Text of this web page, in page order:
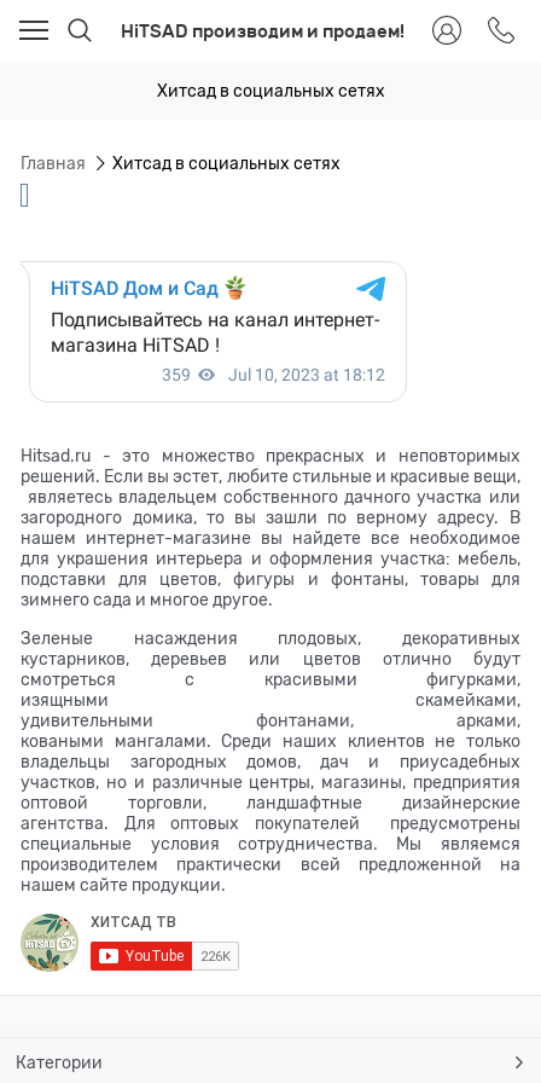
HiTSAD производим и продаем!
Хитсад в социальных сетях
Главная Хитсад в социальных сетях
Hitsad.ru - это множество прекрасных и неповторимых
решений. Если вы эстет, любите стильные и красивые вещи,
являетесь владельцем собственного дачного участка или
загородного домика, то вы зашли по верному адресу. В
нашем интернет-магазине вы найдете все необходимое
для украшения интерьера и оформления участка: мебель,
подставки для цветов, фигуры и фонтаны, товары для
зимнего сада и многое другое.
Зеленые насаждения плодовых, декоративных
кустарников, деревьев или цветов отлично будут
смотреться с красивыми фигурками,
изящными скамейками,
удивительными фонтанами, арками,
коваными мангалами. Среди наших клиентов не только
владельцы загородных домов, дач и приусадебных
участков, но и различные центры, магазины, предприятия
оптовой торговли, ландшафтные дизайнерские
агентства. Для оптовых покупателей предусмотрены
специальные условия сотрудничества. Мы являемся
производителем практически всей предложенной на
нашем сайте продукции.
Категории